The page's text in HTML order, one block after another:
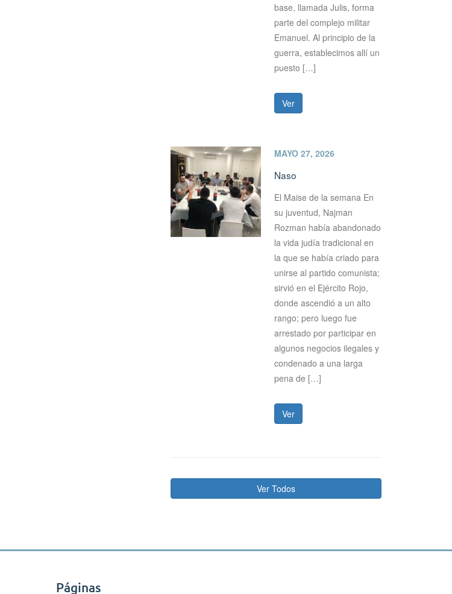
base, llamada Julis, forma
parte del complejo militar
Emanuel. Al principio de la
guerra, establecimos allí un
puesto […]
Ver
MAYO 27, 2026
Naso
El Maise de la semana En
su juventud, Najman
Rozman había abandonado
la vida judía tradicional en
la que se había criado para
unirse al partido comunista;
sirvió en el Ejército Rojo,
donde ascendió a un alto
rango; pero luego fue
arrestado por participar en
algunos negocios ilegales y
condenado a una larga
pena de […]
Ver
Ver Todos
Páginas